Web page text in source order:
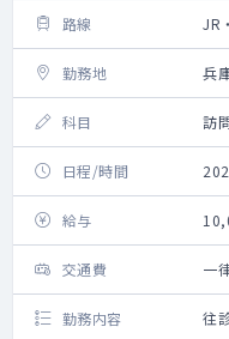
路線 JR
勤務地 兵
科目 訪
日程/時間
給与
交通費 一
勤務内容 往